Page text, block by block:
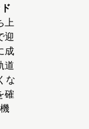
上
迎
成
道
な
確